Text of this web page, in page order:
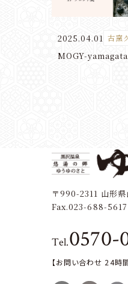
2025.04.01 古窯
MOGY-
〒990-2311 山形
Fax.023-688-5617
Tel.0570-
【お問い合わせ 24